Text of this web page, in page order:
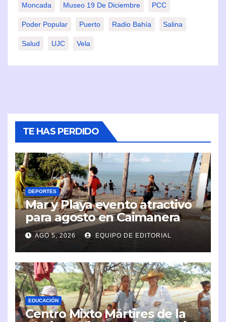
Moncada Museo 19 De Diciembre PCC
Poder Popular Puerto Radio Bahía Salina
Salud UJC Vela
TE HAS PERDIDO
DEPORTES
Mar y Playa evento atractivo
para agosto en Caimanera
AGO 5, 2026 EQUIPO DE EDITORIAL
EDUCACIÓN
Centro Mixto Mártires de la